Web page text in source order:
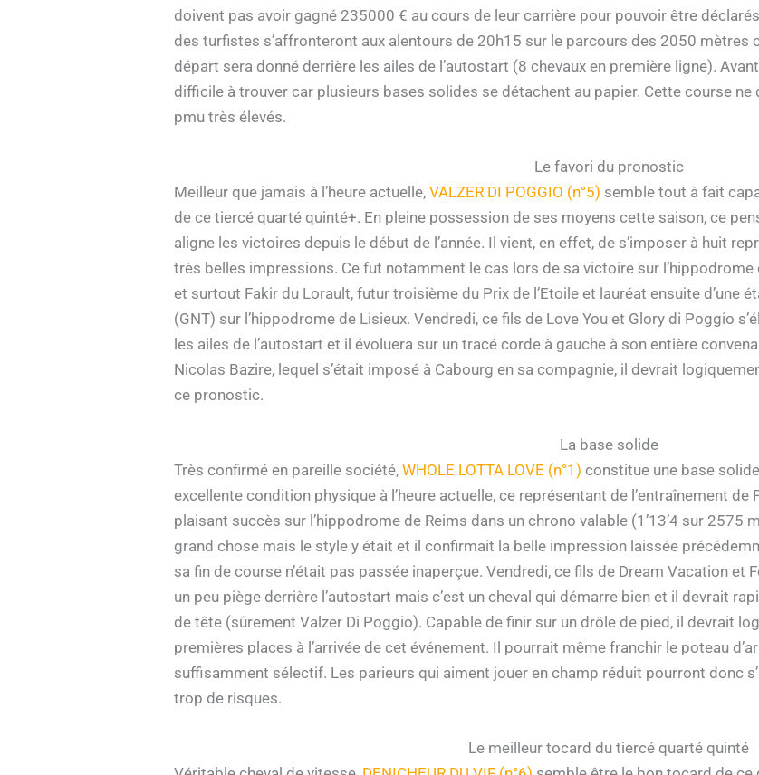
doivent pas avoir gagné 235000 € au cours de leur carrière pour pouvoir être
des turfistes s’affronteront aux alentours de 20h15 sur le parcours des 2050 mètres
départ sera donné derrière les ailes de l’autostart (8 chevaux en première ligne).
difficile à trouver car plusieurs bases solides se détachent au papier. Cette course
pmu très élevés.
Le favori du pronostic
Meilleur que jamais à l’heure actuelle, VALZER DI POGGIO (n°5) semble tout à fait
de ce tiercé quarté quinté+. En pleine possession de ses moyens cette saison, ce
aligne les victoires depuis le début de l’année. Il vient, en effet, de s’imposer à huit
très belles impressions. Ce fut notamment le cas lors de sa victoire sur
et surtout Fakir du Lorault, futur troisième du Prix de l’Etoile et lauréat ensuite d’une
(GNT) sur l’hippodrome de Lisieux. Vendredi, ce fils de Love You et Glory di Poggio
les ailes de l’autostart et il évoluera sur un tracé corde à gauche à son entière
Nicolas Bazire, lequel s’était imposé à Cabourg en sa compagnie, il devrait
ce pronostic.
La base solide
Très confirmé en pareille société, WHOLE LOTTA LOVE (n°1) constitue une base
excellente condition physique à l’heure actuelle, ce représentant de l’entraînement
plaisant succès sur l’hippodrome de Reims dans un chrono valable (1’13’4 sur 2575
grand chose mais le style y était et il confirmait la belle impression laissée
sa fin de course n’était pas passée inaperçue. Vendredi, ce fils de Dream Vacation et
un peu piège derrière l’autostart mais c’est un cheval qui démarre bien et il devrait
de tête (sûrement Valzer Di Poggio). Capable de finir sur un drôle de pied, il devrait
premières places à l’arrivée de cet événement. Il pourrait même franchir le poteau
suffisamment sélectif. Les parieurs qui aiment jouer en champ réduit pourront donc
trop de risques.
Le meilleur tocard du tiercé quarté quinté